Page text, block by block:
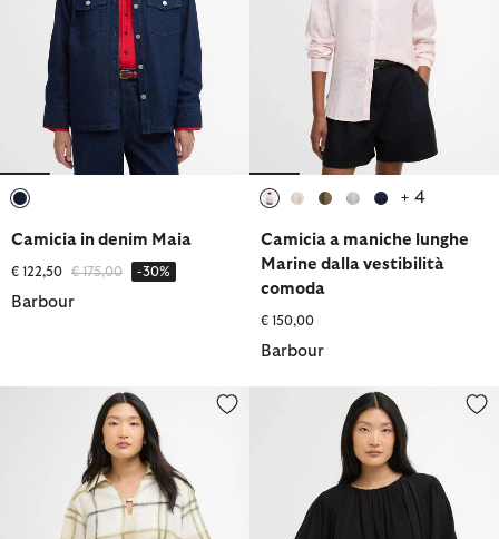
Camicia in denim Maia
€ 122,50 Prezzo ridotto da
€ 175,00a -30%
Barbour
+ 4
Camicia a maniche lunghe
Marine dalla vestibilità
comoda
€ 150,00
Barbour
Camicia a quadri Gianna